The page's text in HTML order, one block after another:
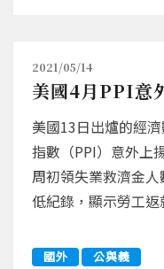
2021/05/14
美國4月PPI意
美國13日出爐的經
指數（PPI）意外上
周初領失業救濟金
低紀錄，顯示勞工
國外 公與義